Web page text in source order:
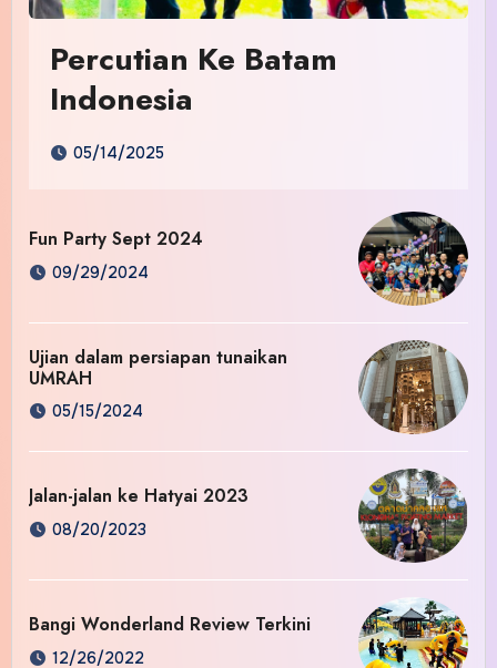
Percutian Ke Batam
Indonesia
05/14/2025
Fun Party Sept 2024
09/29/2024
Ujian dalam persiapan tunaikan
UMRAH
05/15/2024
Jalan-jalan ke Hatyai 2023
08/20/2023
Bangi Wonderland Review Terkini
12/26/2022